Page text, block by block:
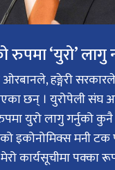
‘युरो’ लागु
ओरबानले, हङ्गेरी
छन् । युरोपेली संघ
युरो लागु गर्नुको
इकोनोमिक्स मनी टक
कार्यसूचीमा पक्का